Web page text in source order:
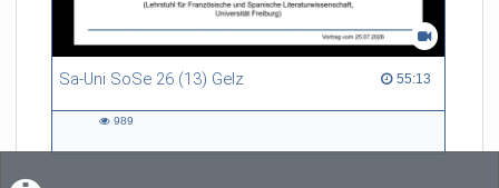
Sa-Uni SoSe 26 (13) Gelz 55:13
55:13 duration
989